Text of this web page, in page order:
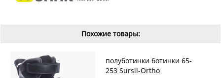
Похожие товары:
полуботинки ботинки 65-
253 Sursil-Ortho